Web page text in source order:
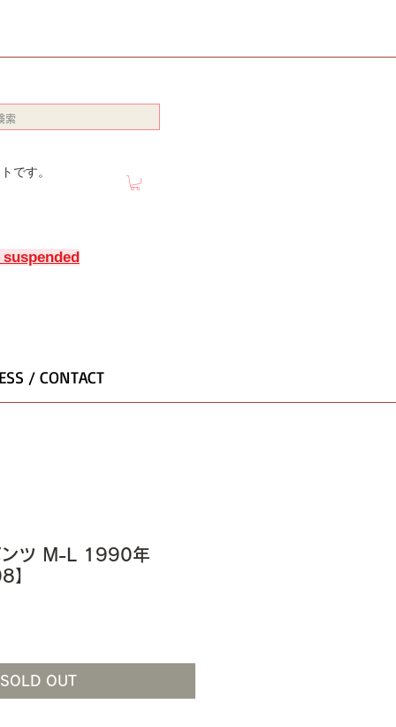
です。
/ CONTACT
ツ M-L 1990年
】
SOLD OUT